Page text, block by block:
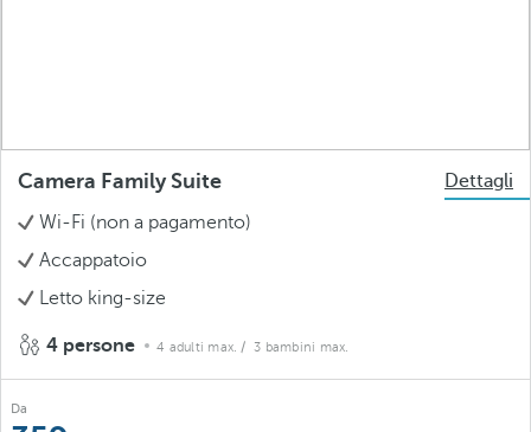
Camera Family Suite
Dettagli
Wi-Fi (non a pagamento)
Accappatoio
Letto king-size
4 persone 4 adulti max. / 3 bambini max.
Da